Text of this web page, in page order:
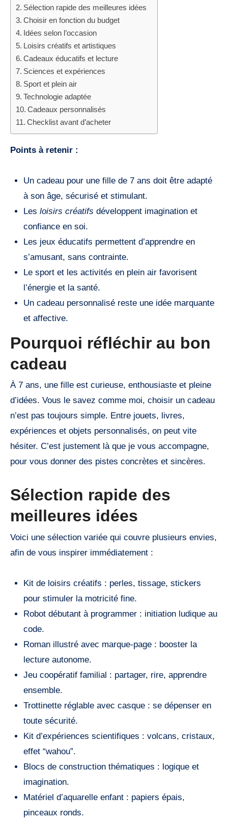
Sélection rapide des meilleures idées
Choisir en fonction du budget
Idées selon l’occasion
Loisirs créatifs et artistiques
Cadeaux éducatifs et lecture
Sciences et expériences
Sport et plein air
Technologie adaptée
Cadeaux personnalisés
Checklist avant d’acheter
Points à retenir :
Un cadeau pour une fille de 7 ans doit être adapté
à son âge, sécurisé et stimulant.
Les loisirs créatifs développent imagination et
confiance en soi.
Les jeux éducatifs permettent d’apprendre en
s’amusant, sans contrainte.
Le sport et les activités en plein air favorisent
l’énergie et la santé.
Un cadeau personnalisé reste une idée marquante
et affective.
Pourquoi réfléchir au bon
cadeau
À 7 ans, une fille est curieuse, enthousiaste et pleine
d’idées. Vous le savez comme moi, choisir un cadeau
n’est pas toujours simple. Entre jouets, livres,
expériences et objets personnalisés, on peut vite
hésiter. C’est justement là que je vous accompagne,
pour vous donner des pistes concrètes et sincères.
Sélection rapide des
meilleures idées
Voici une sélection variée qui couvre plusieurs envies,
afin de vous inspirer immédiatement :
Kit de loisirs créatifs : perles, tissage, stickers
pour stimuler la motricité fine.
Robot débutant à programmer : initiation ludique au
code.
Roman illustré avec marque-page : booster la
lecture autonome.
Jeu coopératif familial : partager, rire, apprendre
ensemble.
Trottinette réglable avec casque : se dépenser en
toute sécurité.
Kit d’expériences scientifiques : volcans, cristaux,
effet “wahou”.
Blocs de construction thématiques : logique et
imagination.
Matériel d’aquarelle enfant : papiers épais,
pinceaux ronds.